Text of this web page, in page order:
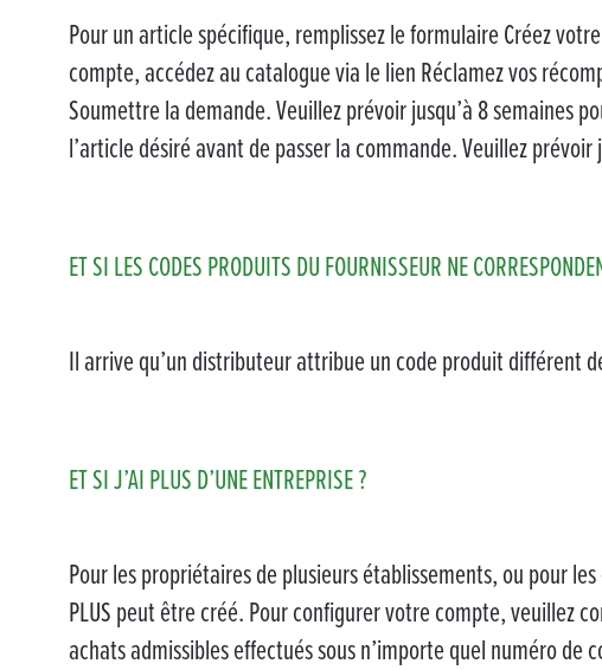
Pour un article spécifique, remplissez le formulaire Créez
compte, accédez au catalogue via le lien Réclamez vos
Soumettre la demande. Veuillez prévoir jusqu’à 8 semaines
l’article désiré avant de passer la commande. Veuillez
ET SI LES CODES PRODUITS DU FOURNISSEUR NE
Il arrive qu’un distributeur attribue un code produit différent
ET SI J’AI PLUS D’UNE ENTREPRISE ?
Pour les propriétaires de plusieurs établissements, ou pour
PLUS peut être créé. Pour configurer votre compte, veuillez
achats admissibles effectués sous n’importe quel numéro